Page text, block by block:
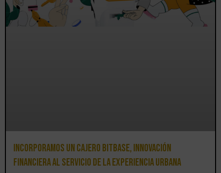
Incorporamos un cajero BitBase, innovación
financiera al servicio de la experiencia urbana